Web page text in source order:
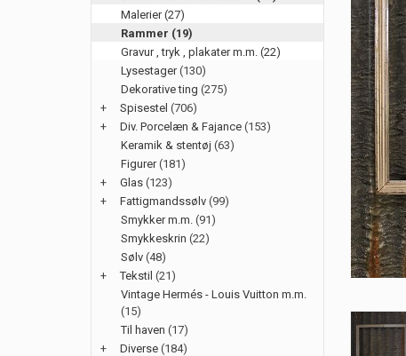
Malerier (27)
Rammer (19)
Gravur , tryk , plakater m.m. (22)
Lysestager(130)
Dekorative ting (275)
+
Spisestel (706)
+
Div. Porcelæn & Fajance (153)
Keramik & stentøj (63)
Figurer(181)
+
Glas (123)
+
Fattigmandssølv (99)
Smykker m.m. (91)
Smykkeskrin (22)
Sølv (48)
+
Tekstil (21)
Vintage Hermés - Louis Vuitton m.m.
(15)
Til haven (17)
+
Diverse (184)